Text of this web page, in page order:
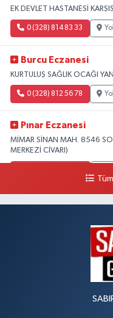
EK DEVLET HASTANESİ KARŞISI
0 (328) 814 83 33
Burcu Eczanesi
KURTULUŞ SAĞLIK OCAĞI YANI
0 (328) 812 56 78
Pınar Eczanesi
MİMAR SİNAN MAH. 8546
MERKEZİ CİVARI)